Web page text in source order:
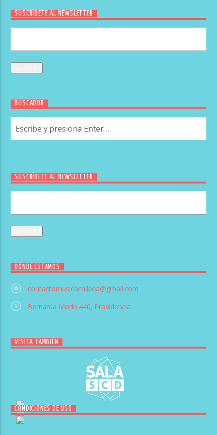
SUSCRÍBETE AL NEWSLETTER
BUSCADOR
SUSCRÍBETE AL NEWSLETTER
DÓNDE ESTAMOS
contactomusicachilena@gmail.com
Bernarda Morín 440, Providencia
VISITA TAMBIÉN
CONDICIONES DE USO